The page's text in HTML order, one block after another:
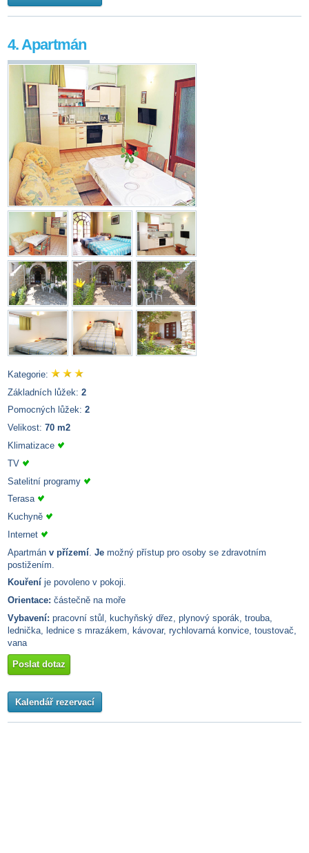
4. Apartmán
Kategorie:
Základních lůžek: 2
Pomocných lůžek: 2
Velikost: 70 m2
Klimatizace
TV
Satelitní programy
Terasa
Kuchyně
Internet
Apartmán v přízemí Je možný přístup pro osoby se zdravotním
postižením.
Kouření je povoleno v pokoji.
Orientace: částečně na moře
Vybavení: pracovní stůl, kuchyňský dřez, plynový sporák, trouba,
lednička, lednice s mrazákem, kávovar, rychlovarná konvice, toustovač,
vana
Poslat dotaz
Kalendář rezervací